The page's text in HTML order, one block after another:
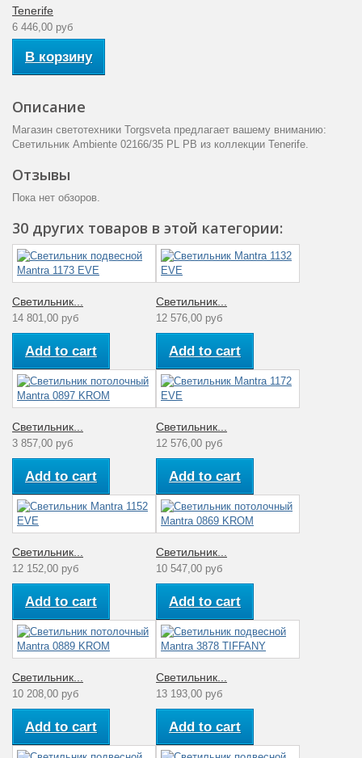
Tenerife
6 446,00 руб
В корзину
Описание
Магазин светотехники Torgsveta предлагает вашему вниманию:
Светильник Ambiente 02166/35 PL PB из коллекции Tenerife.
Отзывы
Пока нет обзоров.
30 других товаров в этой категории:
Светильник...
14 801,00 руб
Add to cart
Светильник...
12 576,00 руб
Add to cart
Светильник...
3 857,00 руб
Add to cart
Светильник...
12 576,00 руб
Add to cart
Светильник...
12 152,00 руб
Add to cart
Светильник...
10 547,00 руб
Add to cart
Светильник...
10 208,00 руб
Add to cart
Светильник...
13 193,00 руб
Add to cart